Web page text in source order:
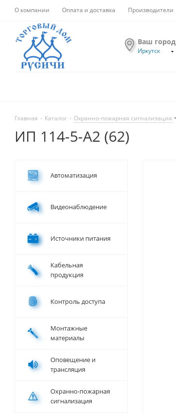
О компании Оплата и доставка Производители
Ваш город
Иркутск
Главная - Каталог - Охранно-пожарная сигнализация
ИП 114-5-А2 (62)
Автоматизация
Видеонаблюдение
Источники питания
Кабельная
продукция
Контроль доступа
Монтажные
материалы
Оповещение и
трансляция
Охранно-пожарная
сигнализация